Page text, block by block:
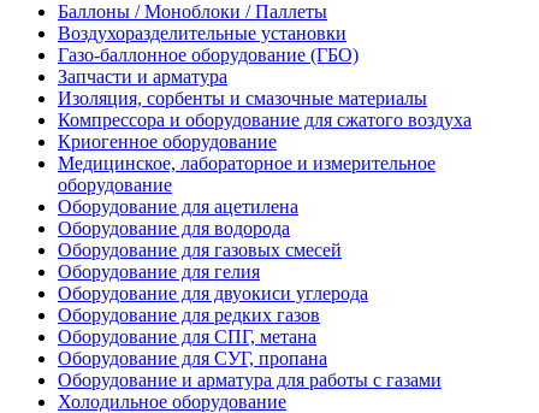
Баллоны / Моноблоки / Паллеты
Воздухоразделительные установки
Газо-баллонное оборудование (ГБО)
Запчасти и арматура
Изоляция, сорбенты и смазочные материалы
Компрессора и оборудование для сжатого воздуха
Криогенное оборудование
Медицинское, лабораторное и измерительное
оборудование
Оборудование для ацетилена
Оборудование для водорода
Оборудование для газовых смесей
Оборудование для гелия
Оборудование для двуокиси углерода
Оборудование для редких газов
Оборудование для СПГ, метана
Оборудование для СУГ, пропана
Оборудование и арматура для работы с газами
Холодильное оборудование